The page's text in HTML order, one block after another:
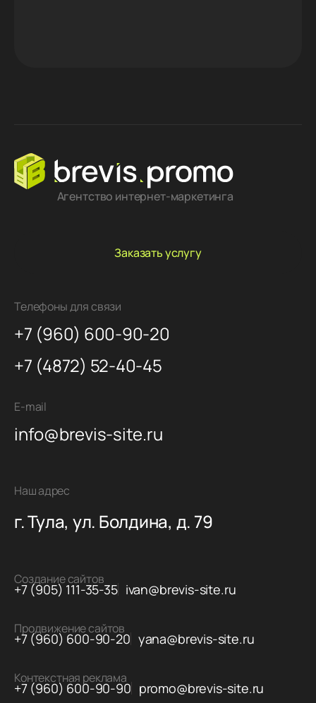
Агентство интернет-маркетинга
E-mail
info@brevis-site.ru
Телефоны для связи
+7 (960) 600-90-20
+7 (4872) 52-40-45
Заказать услугу
Наш адрес
г. Тула, ул. Болдина, д. 79
Создание сайтов
+7 (905) 111-35-35 ivan@brevis-site.ru
Продвижение сайтов
+7 (960) 600-90-20 yana@brevis-site.ru
Контекстная реклама
+7 (960) 600-90-90 promo@brevis-site.ru